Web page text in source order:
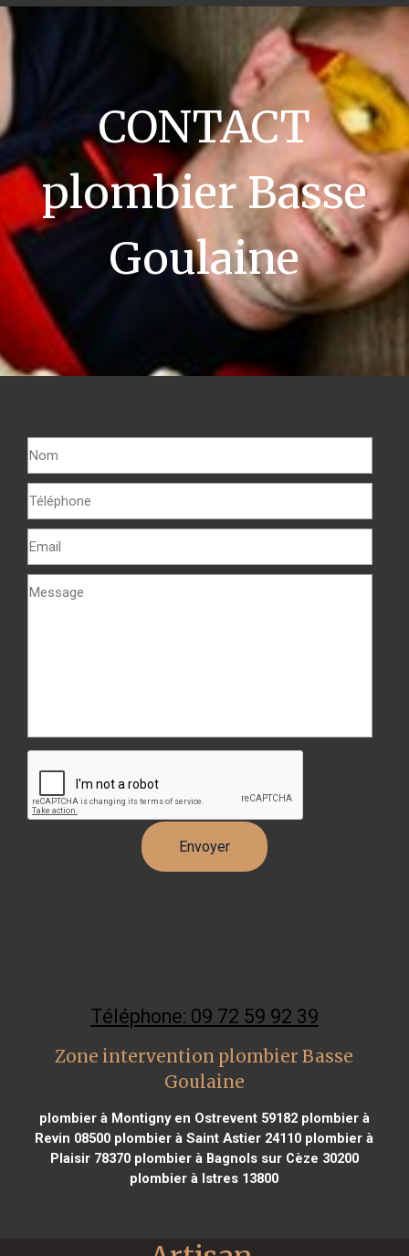
CONTACT
plombier Basse
Goulaine
Téléphone: 09 72 59 92 39
Zone intervention plombier Basse
Goulaine
plombier à Montigny en Ostrevent 59182plombier à
Revin 08500 plombier à Saint Astier 24110 plombier à
Plaisir 78370plombier à Bagnols sur Cèze 30200
plombier à Istres 13800